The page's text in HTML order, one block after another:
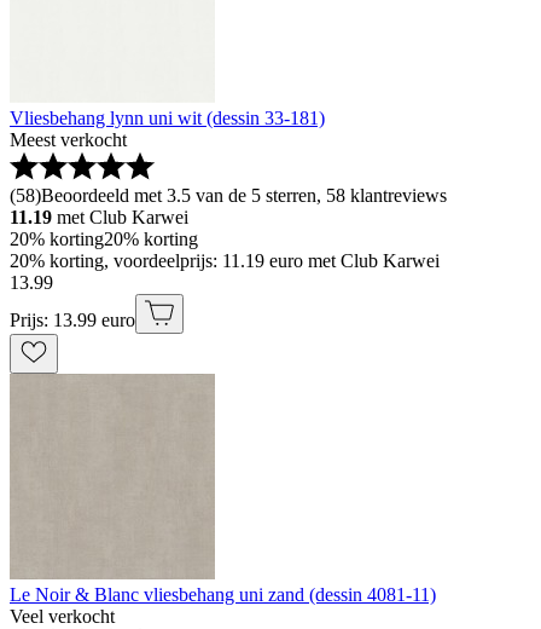
Vliesbehang lynn uni wit (dessin 33-181)
Meest verkocht
(58)Beoordeeld met 3.5 van de 5 sterren, 58 klantreviews
11.19 met Club Karwei
20% korting20% korting
20% korting, voordeelprijs: 11.19 euro met Club Karwei
13.99
Prijs: 13.99 euro
Le Noir & Blanc vliesbehang uni zand (dessin 4081-11)
Veel verkocht